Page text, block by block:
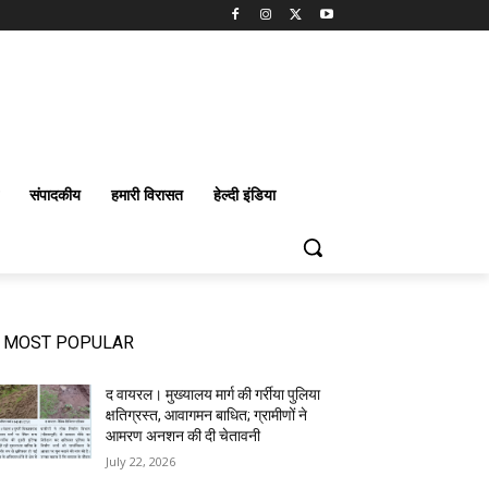
संपादकीय हमारी विरासत हेल्दी इंडिया
MOST POPULAR
द वायरल। मुख्यालय मार्ग की गर्रीया पुलिया
क्षतिग्रस्त, आवागमन बाधित; ग्रामीणों ने
आमरण अनशन की दी चेतावनी
July 22, 2026